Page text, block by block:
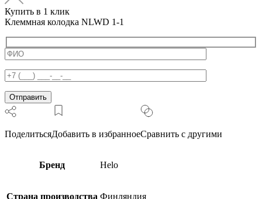
Купить в 1 клик
Клеммная колодка NLWD 1-1
ПоделитьсяДобавить в избранноеСравнить с другими
Бренд Helo
Страна производства Финляндия